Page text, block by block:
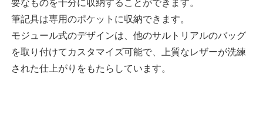
要なものを十分に収納することができます。
筆記具は専用のポケットに収納できます。
モジュール式のデザインは、他のサルトリアルのバッグ
を取り付けてカスタマイズ可能で、上質なレザーが洗練
された仕上がりをもたらしています。